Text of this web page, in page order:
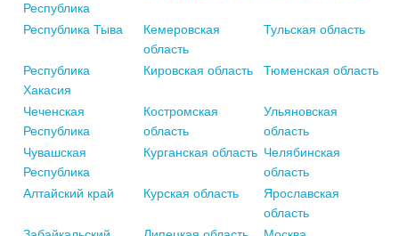
Республика
Республика Тыва
Кемеровская
область
Тульская область
Республика
Хакасия
Кировская область Тюменская область
Чеченская
Республика
Костромская
область
Ульяновская
область
Чувашская
Республика
Курганская область Челябинская
область
Алтайский край
Курская область
Ярославская
область